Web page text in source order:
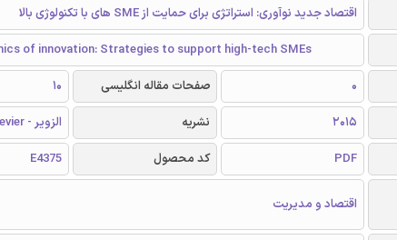
اقتصاد جدید نوآوری: استراتژی برای حمایت از SME های با تکنولوژی بالا
of innovation: Strategies to support high-tech SMEs
0 صفحات مقاله انگلیسی
10
2015 نشریه
الزویر - Elsevier
PDF کد محصول
E4375
اقتصاد و مدیریت